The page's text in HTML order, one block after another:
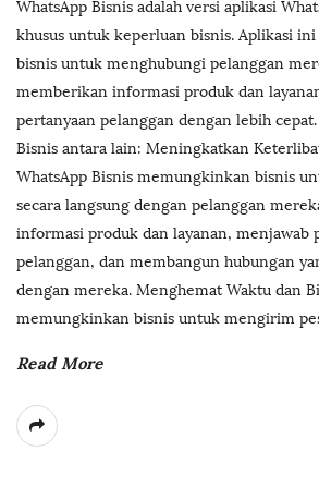
WhatsApp Bisnis adalah versi aplikasi
khusus untuk keperluan bisnis. Aplikasi
bisnis untuk menghubungi pelanggan
memberikan informasi produk dan
pertanyaan pelanggan dengan lebih
Bisnis antara lain: Meningkatkan
WhatsApp Bisnis memungkinkan bisnis
secara langsung dengan pelanggan
informasi produk dan layanan, menjawab
pelanggan, dan membangun hubungan
dengan mereka. Menghemat Waktu dan
memungkinkan bisnis untuk mengirim
Read More